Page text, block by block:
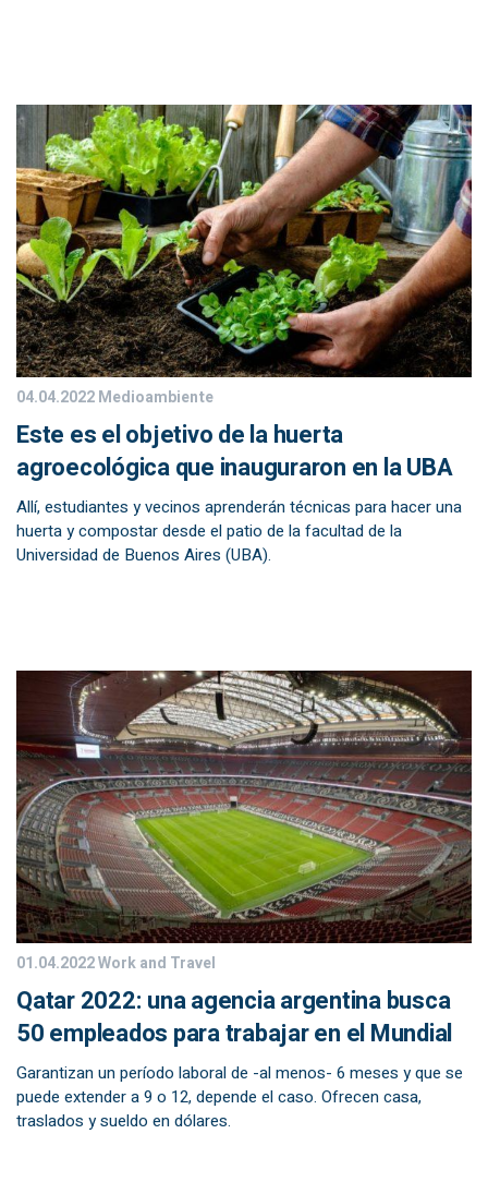
04.04.2022Medioambiente
Este es el objetivo de la huerta
agroecológica que inauguraron en la UBA
Allí, estudiantes y vecinos aprenderán técnicas para hacer una
huerta y compostar desde el patio de la facultad de la
Universidad de Buenos Aires (UBA).
01.04.2022Work and Travel
Qatar 2022: una agencia argentina busca
50 empleados para trabajar en el Mundial
Garantizan un período laboral de -al menos- 6 meses y que se
puede extender a 9 o 12, depende el caso. Ofrecen casa,
traslados y sueldo en dólares.